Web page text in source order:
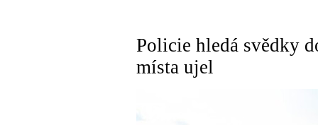
Policie hledá svědky
místa ujel